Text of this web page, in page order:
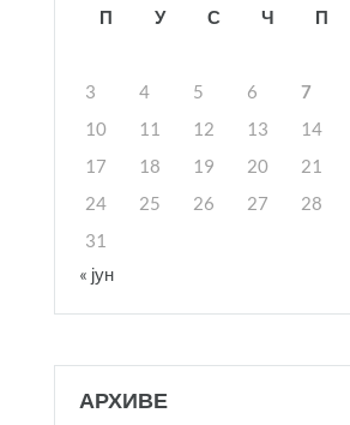
П У С Ч П
3
4 5 6 7
10
11 12 13 14
17
18 19 20 21
24
25 26 27 28
31
« јун
АРХИВЕ